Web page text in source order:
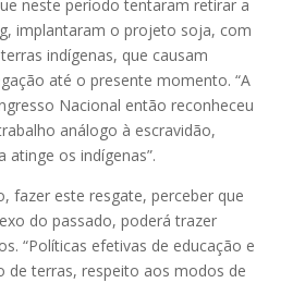
neste período tentaram retirar a
implantaram o projeto soja, com
indígenas, que causam
até o presente momento. “A
Nacional então reconheceu
análogo à escravidão,
atinge os indígenas”.
fazer este resgate, perceber que
do passado, poderá trazer
“Políticas efetivas de educação e
de terras, respeito aos modos de